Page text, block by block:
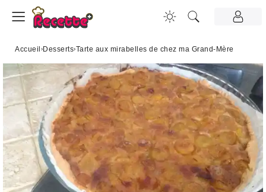
Accueil ›Desserts›Tarte aux mirabelles de chez ma Grand-Mère